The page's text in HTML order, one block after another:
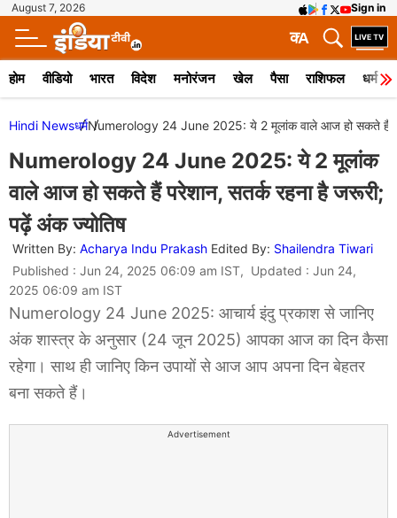
August 7, 2026 Sign in
A
क
होम वीडियो भारत विदेश मनोरंजन खेल पैसा राशिफल धर्म
Hindi Newsधर्मNumerology 24 June 2025: ये 2 मूलांक वाले आज हो सकते हैं
Numerology 24 June 2025: ये 2 मूलांक
वाले आज हो सकते हैं परेशान, सतर्क रहना है जरूरी;
पढ़ें अंक ज्योतिष
Written By: Acharya Indu Prakash Edited By: Shailendra Tiwari
Published : Jun 24, 2025 06:09 am IST, Updated : Jun 24,
2025 06:09 am IST
Numerology 24 June 2025: आचार्य इंदु प्रकाश से जानिए
अंक शास्त्र के अनुसार (24 जून 2025) आपका आज का दिन कैसा
रहेगा। साथ ही जानिए किन उपायों से आज आप अपना दिन बेहतर
बना सकते हैं।
Advertisement